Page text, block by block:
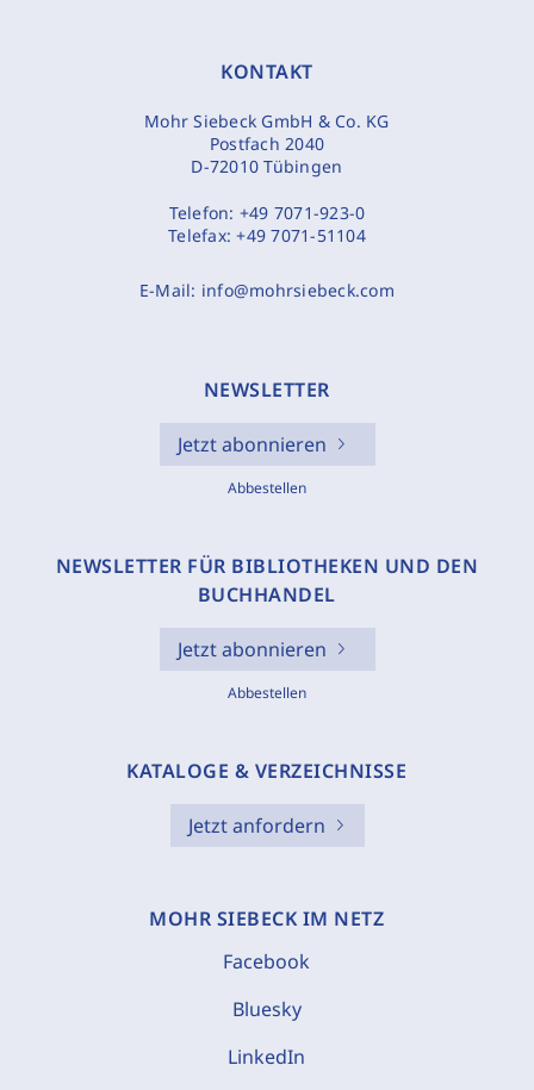
KONTAKT
Mohr Siebeck GmbH & Co. KG
Postfach 2040
D-72010 Tübingen
Telefon: +49 7071-923-0
Telefax:+49 7071-51104
E-Mail: info@mohrsiebeck.com
NEWSLETTER
Jetzt abonnieren
Abbestellen
NEWSLETTER FÜR BIBLIOTHEKEN UND DEN
BUCHHANDEL
Jetzt abonnieren
Abbestellen
KATALOGE & VERZEICHNISSE
Jetzt anfordern
MOHR SIEBECK IM NETZ
Facebook
Bluesky
LinkedIn